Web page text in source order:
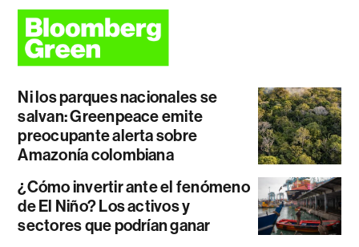
Ni los parques nacionales se
salvan: Greenpeace emite
preocupante alerta sobre
Amazonía colombiana
¿Cómo invertir ante el fenómeno
de El Niño? Los activos y
sectores que podrían ganar